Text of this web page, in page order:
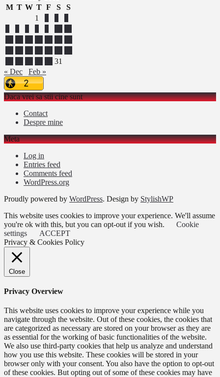
M T W T F S
S
1
31
« Dec
Feb »
Daca vrei sa stii cine sunt
Contact
Despre mine
Meta
Log in
Entries feed
Comments feed
WordPress.org
Proudly powered by WordPress. Design by StylishWP
This website uses cookies to improve your experience. We'll assume
you're ok with this, but you can opt-out if you wish.
Cookie
settings
ACCEPT
Privacy & Cookies Policy
Close
Privacy Overview
This website uses cookies to improve your experience while you
navigate through the website. Out of these cookies, the cookies that
are categorized as necessary are stored on your browser as they are
as essential for the working of basic functionalities of the website.
We also use third-party cookies that help us analyze and understand
how you use this website. These cookies will be stored in your
browser only with your consent. You also have the option to opt-out
of these cookies. But opting out of some of these cookies may have